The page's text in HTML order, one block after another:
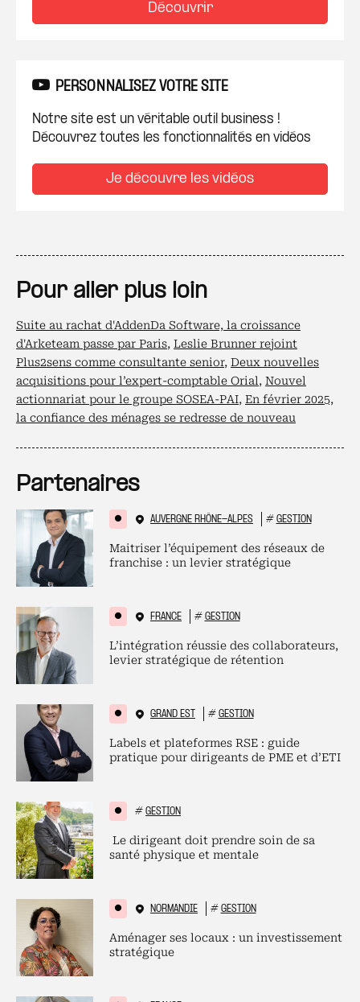
Découvrir
PERSONNALISEZ VOTRE SITE
Notre site est un véritable outil business !
Découvrez toutes les fonctionnalités en vidéos
Je découvre les vidéos
Pour aller plus loin
Suite au rachat d'AddenDa Software, la croissance
d'Arketeam passe par Paris, Leslie Brunner rejoint
Plus2sens comme consultante senior, Deux nouvelles
acquisitions pour l’expert-comptable Orial, Nouvel
actionnariat pour le groupe SOSEA-PAI, En février 2025,
la confiance des ménages se redresse de nouveau
Partenaires
AUVERGNE RHÔNE-ALPES # GESTION
Maitriser l’équipement des réseaux de
franchise : un levier stratégique
FRANCE # GESTION
L’intégration réussie des collaborateurs,
levier stratégique de rétention
GRAND EST # GESTION
Labels et plateformes RSE : guide
pratique pour dirigeants de PME et d’ETI
# GESTION
Le dirigeant doit prendre soin de sa
santé physique et mentale
NORMANDIE # GESTION
Aménager ses locaux : un investissement
stratégique